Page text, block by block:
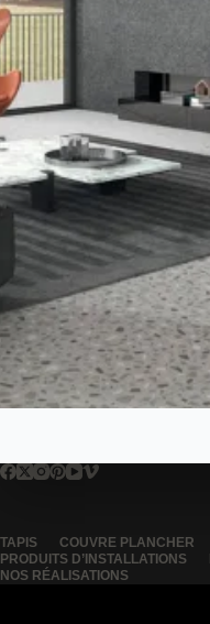
TAPIS COUVRE PLANCHER
PRODUITS D’INSTALLATIONS
NOS RÉALISATIONS